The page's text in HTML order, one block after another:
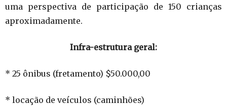
uma perspectiva de participação de 150 crianças
aproximadamente.
Infra-estrutura geral:
* 25 ônibus (fretamento) $50.000,00
* locação de veículos (caminhões)